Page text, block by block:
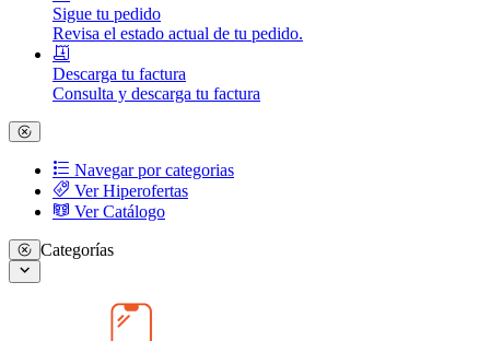
Sigue tu pedido
Revisa el estado actual de tu pedido.
Descarga tu factura
Consulta y descarga tu factura
Navegar por categorias
Ver Hiperofertas
Ver Catálogo
Categorías